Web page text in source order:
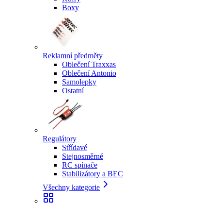
Boxy
Reklamní předměty
Oblečení Traxxas
Oblečení Antonio
Samolepky
Ostatní
Regulátory
Střídavé
Stejnosměrné
RC spínače
Stabilizátory a BEC
Všechny kategorie